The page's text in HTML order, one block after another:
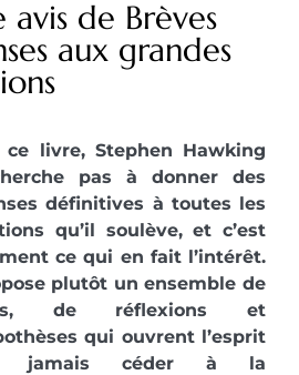
avis de Brèves
aux grandes
ce livre, Stephen Hawking
pas à donner des
définitives à toutes les
qu’il soulève, et c’est
ce qui en fait l’intérêt.
plutôt un ensemble de
de réflexions et
qui ouvrent l’esprit
jamais céder à la